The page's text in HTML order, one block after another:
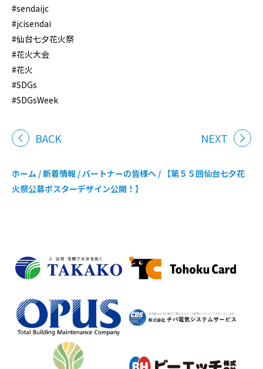
#sendaijc
#jcisendai
#仙台七夕花火祭
#花火大会
#花火
#SDGs
#SDGsWeek
BACK NEXT
ホーム /新着情報 /パートナーの皆様へ / 【第５５回仙台七夕花
火祭公募ポスターデザイン公開！】